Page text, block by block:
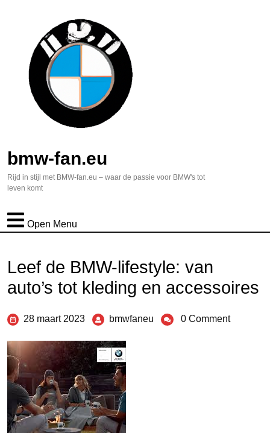
bmw-fan.eu
Rijd in stijl met BMW-fan.eu – waar de passie voor BMW's tot
leven komt
Open Menu
Leef de BMW-lifestyle: van
auto’s tot kleding en accessoires
28 maart 2023 bmwfaneu 0 Comment